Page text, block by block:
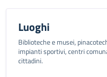
Luoghi
Biblioteche e musei,
impianti sportivi, centri
cittadini.